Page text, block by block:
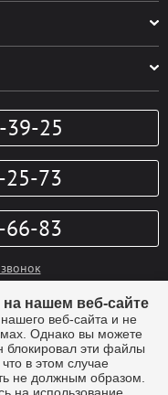
39-25
25-73
66-83
нашем веб-сайте
веб-сайта и не
Однако вы можете
блокировал эти файлы
в этом случае
не должным образом.